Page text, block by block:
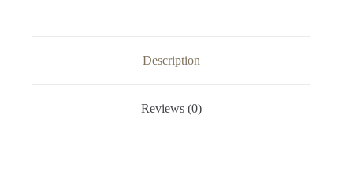
Description
Reviews (0)